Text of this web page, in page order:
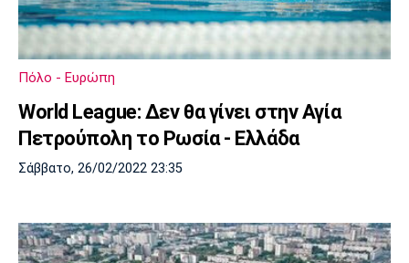
Πόλο - Ευρώπη
World League: Δεν θα γίνει στην Αγία
Πετρούπολη το Ρωσία - Ελλάδα
Σάββατο, 26/02/2022 23:35